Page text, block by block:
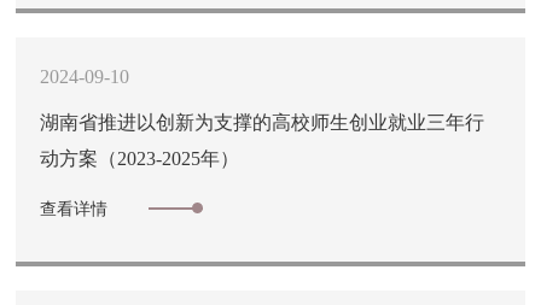
2024-09-10
湖南省推进以创新为支撑的高校师生创业就业三年行
动方案（2023-2025年）
查看详情